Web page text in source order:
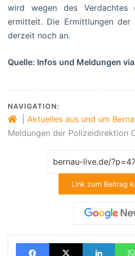
wird wegen des Verdachtes
ermittelt. Die Ermittlungen der
derzeit noch an.
Quelle: Infos und Meldungen
NAVIGATION:
Aktuelles aus und um
Meldungen der Polizeidirektion
Link zum Beitrag
FacebookX